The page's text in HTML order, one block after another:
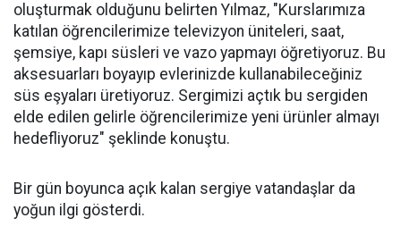
oluşturmak olduğunu belirten Yılmaz, "Kurslarımıza
katılan öğrencilerimize televizyon üniteleri, saat,
şemsiye, kapı süsleri ve vazo yapmayı öğretiyoruz. Bu
aksesuarları boyayıp evlerinizde kullanabileceğiniz
süs eşyaları üretiyoruz. Sergimizi açtık bu sergiden
elde edilen gelirle öğrencilerimize yeni ürünler almayı
hedefliyoruz" şeklinde konuştu.
Bir gün boyunca açık kalan sergiye vatandaşlar da
yoğun ilgi gösterdi.